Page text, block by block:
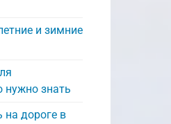
и зимние
нужно знать
на дороге в